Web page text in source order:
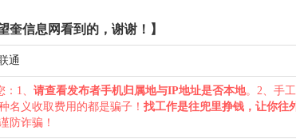
奎信息网看到的，谢谢！】
通
1、 请查看发布者手机归属地与IP地址是否本地。2、手
名义收取费用的都是骗子！ 找工作是往兜里挣钱，让你往
防诈骗！